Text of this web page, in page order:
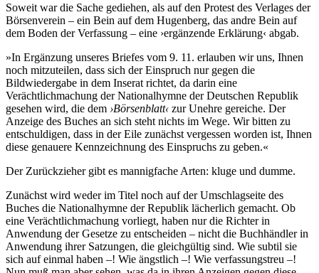
Soweit war die Sache gediehen, als auf den Protest des Verlages der
Börsenverein – ein Bein auf dem Hugenberg, das andre Bein auf
dem Boden der Verfassung – eine ›ergänzende Erklärung‹ abgab.
»In Ergänzung unseres Briefes vom 9. 11. erlauben wir uns, Ihnen
noch mitzuteilen, dass sich der Einspruch nur gegen die
Bildwiedergabe in dem Inserat richtet, da darin eine
Verächtlichmachung der Nationalhymne der Deutschen Republik
gesehen wird, die dem ›Börsenblatt‹ zur Unehre gereiche. Der
Anzeige des Buches an sich steht nichts im Wege. Wir bitten zu
entschuldigen, dass in der Eile zunächst vergessen worden ist, Ihnen
diese genauere Kennzeichnung des Einspruchs zu geben.«
Der Zurückzieher gibt es mannigfache Arten: kluge und dumme.
Zunächst wird weder im Titel noch auf der Umschlagseite des
Buches die Nationalhymne der Republik lächerlich gemacht. Ob
eine Verächtlichmachung vorliegt, haben nur die Richter in
Anwendung der Gesetze zu entscheiden – nicht die Buchhändler in
Anwendung ihrer Satzungen, die gleichgültig sind. Wie subtil sie
sich auf einmal haben –! Wie ängstlich –! Wie verfassungstreu –!